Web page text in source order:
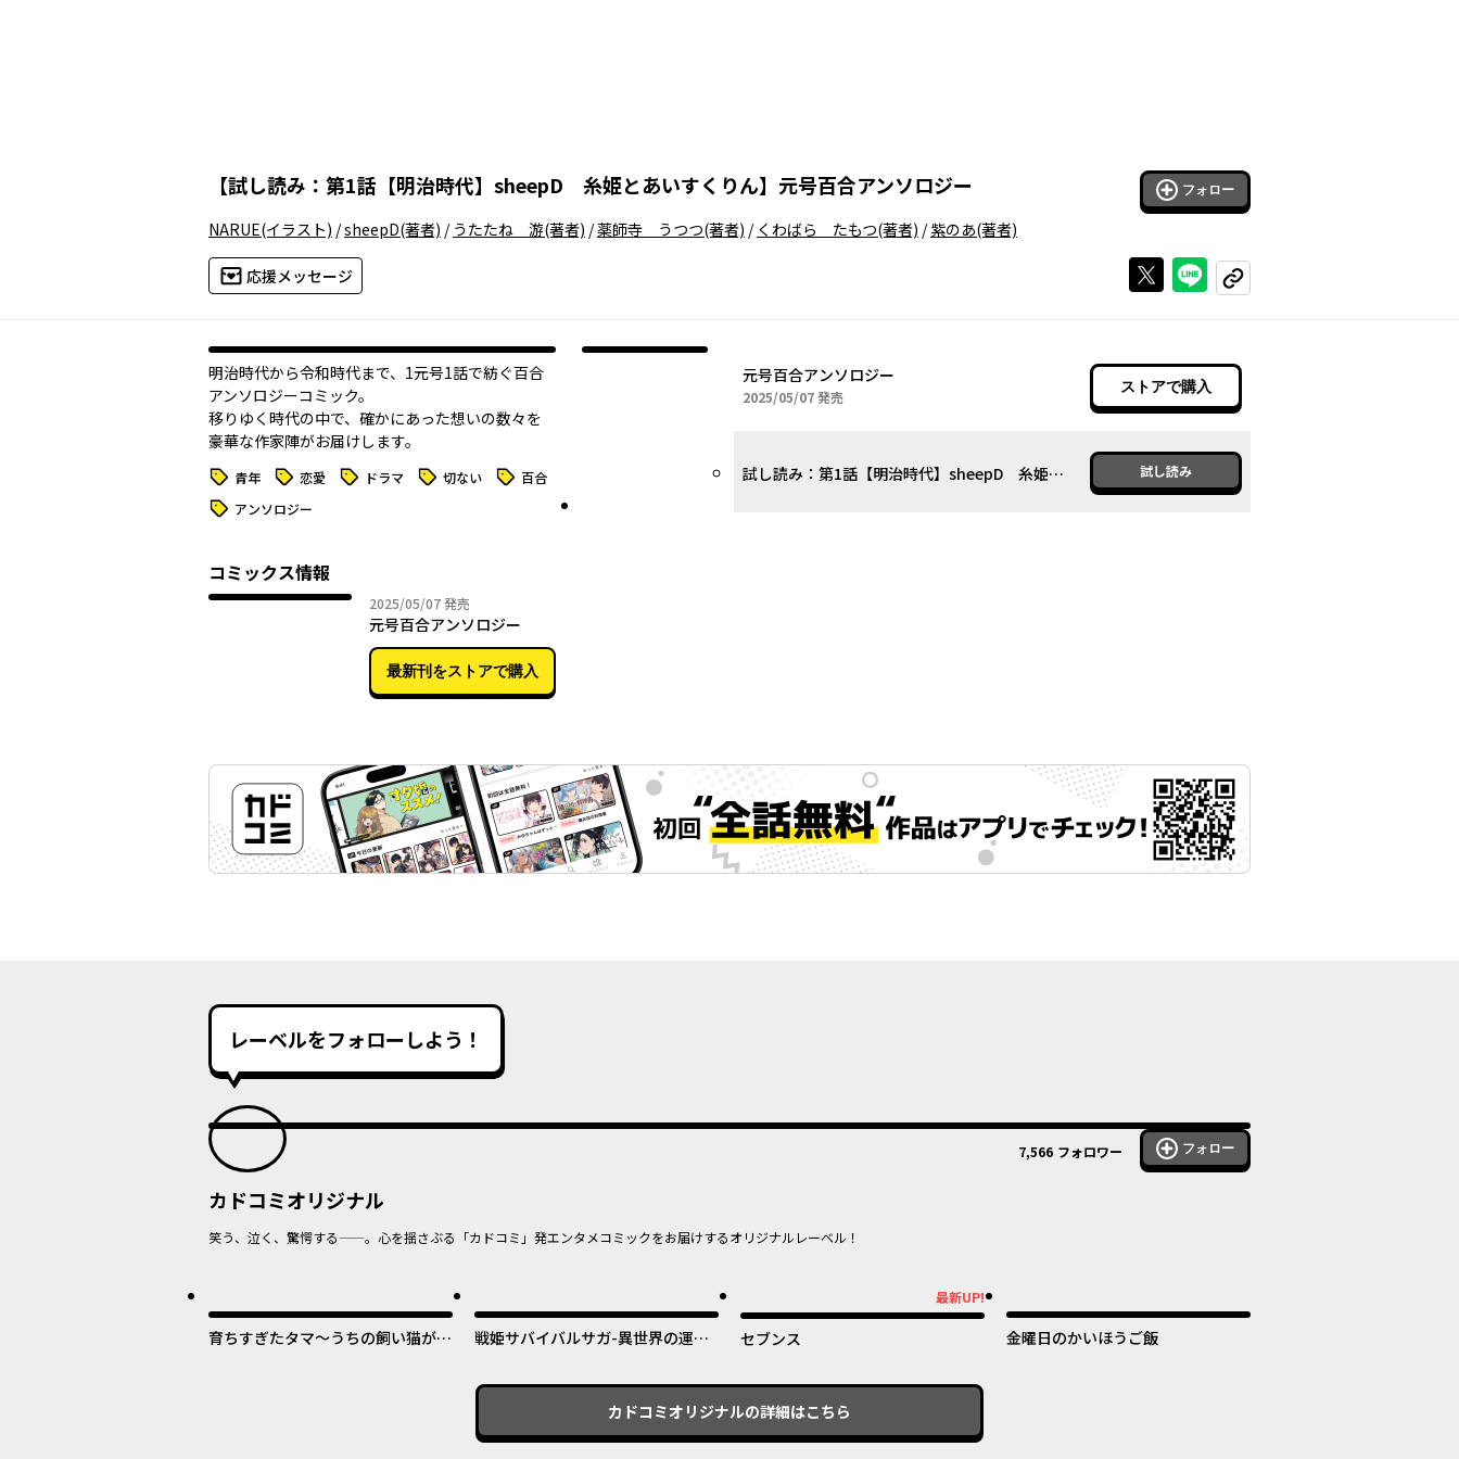
【試し読み：第1話【明治時代】sheepD 糸姫とあいすくりん】 元号百合アンソロジー フォロー
NARUE(イラスト) /sheepD(著者) / うたたね 游(著者) /薬師寺 うつつ(著者) / くわばら たもつ(著者) /紫のあ(著者)
応援メッセージ Xで投稿するラインでシェアする
コピーする
明治時代から令和時代まで、1元号1話で紡ぐ百合
アンソロジーコミック。
移りゆく時代の中で、確かにあった想いの数々を
豪華な作家陣がお届けします。
タグ 青年 タグ 恋愛 タグ ドラマ タグ 切ない タグ 百合
タグ アンソロジー
コミックス情報
2025/05/072025年05月07日
発売
元号百合アンソロジー
最新刊をストアで購入
元号百合アンソロジー
2025/05/072025年05月07日
発売
ストアで購入
試し読み：第1話【明治時代】sheepD 糸姫とあいすくりん 試し読み
レーベルをフォローしよう！
7,566 フォロワー フォロー
カドコミオリジナル
笑う、泣く、驚愕する——。心を揺さぶる「カドコミ」発エンタメコミックをお届けするオリジナルレーベル！
育ちすぎたタマ～うちの飼い猫が世
戦姫サバイバルサガ-異世界の運命
最新UP!
オリジナル
セブンス 金曜日のかいほうご飯
カドコミオリジナルの詳細はこちら